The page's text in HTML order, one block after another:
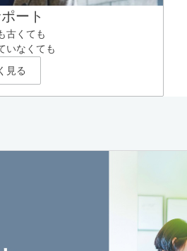
ート
古くても
いなくても
見る